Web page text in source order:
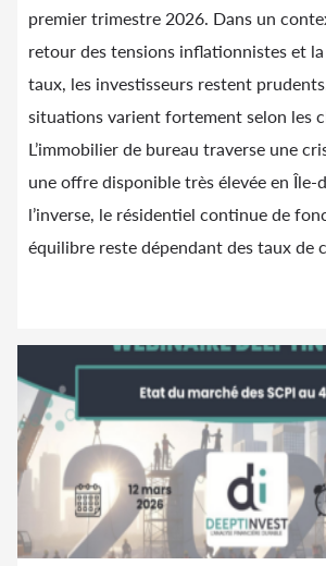
premier trimestre 2026. Dans un
retour des tensions inflationnistes et
taux, les investisseurs restent
situations varient fortement selon les
L’immobilier de bureau traverse une
une offre disponible très élevée en Île-
l’inverse, le résidentiel continue de
équilibre reste dépendant des taux de